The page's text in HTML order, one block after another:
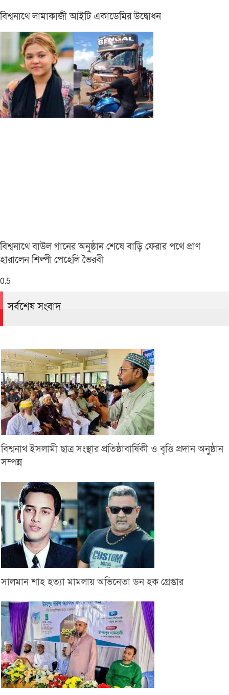
বিশ্বনাথে লামাকাজী আইটি একাডেমির উদ্বোধন
বিশ্বনাথে বাউল গানের অনুষ্ঠান শেষে বাড়ি ফেরার পথে প্রাণ
হারালেন শিল্পী পেহেলি ভৈরবী
সর্বশেষ সংবাদ
বিশ্বনাথ ইসলামী ছাত্র সংস্থার প্রতিষ্ঠাবার্ষিকী ও বৃত্তি প্রদান অনুষ্ঠান
সম্পন্ন
সালমান শাহ হত্যা মামলায় অভিনেতা ডন হক গ্রেপ্তার